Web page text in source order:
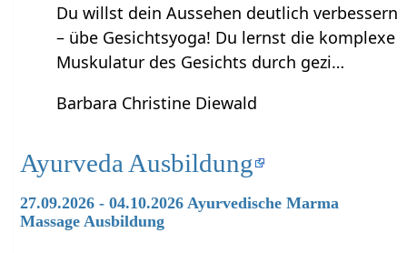
Du willst dein Aussehen deutlich verbessern
– übe Gesichtsyoga! Du lernst die komplexe
Muskulatur des Gesichts durch gezi…
Barbara Christine Diewald
Ayurveda Ausbildung
27.09.2026 - 04.10.2026 Ayurvedische Marma
Massage Ausbildung